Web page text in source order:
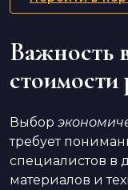
Важность
Выбор
требует
специалистов в
материалов и